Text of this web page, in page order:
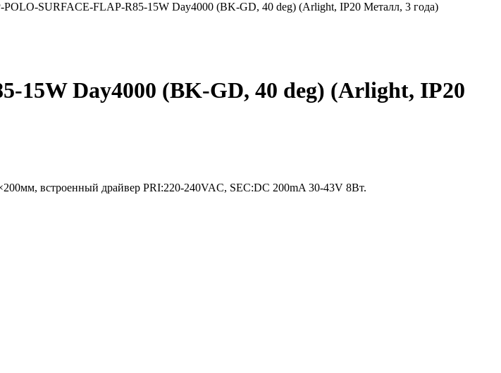
POLO-SURFACE-FLAP-R85-15W Day4000 (BK-GD, 40 deg) (Arlight, IP20 Металл, 3 года)
15W Day4000 (BK-GD, 40 deg) (Arlight, IP20
встроенный драйвер PRI:220-240VAC, SEC:DC 200mA 30-43V 8Вт.